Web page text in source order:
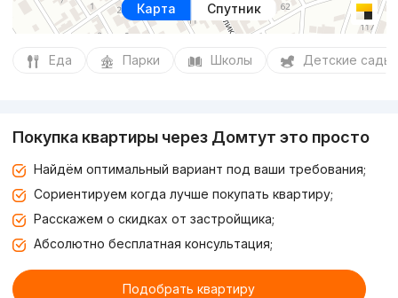
Карта Спутник
Еда Парки Школы Детские сады
Покупка квартиры через Домтут это просто
Найдём оптимальный вариант под ваши требования;
Сориентируем когда лучше покупать квартиру;
Расскажем о скидках от застройщика;
Абсолютно бесплатная консультация;
Подобрать квартиру